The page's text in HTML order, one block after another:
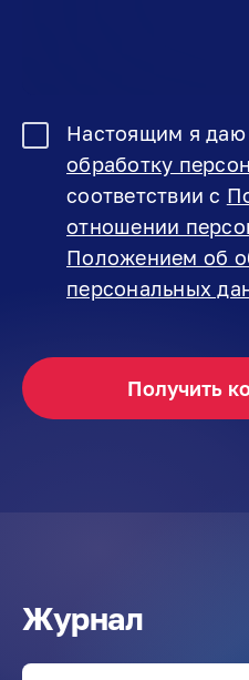
Настоящим я даю
обработку
соответствии с
отношении
Положением об
персональных
Журнал